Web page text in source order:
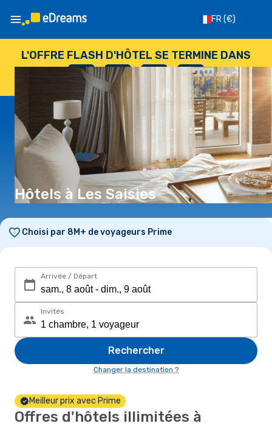
FR(€)
L'OFFRE FLASH D'HÔTEL SE TERMINE DANS
--
JOURS
: --
HEURES
: --
SECONDES
Hôtels à Les Saisies
Choisi par 8M+ de voyageurs Prime
Arrivée / Départ
Invités
Rechercher
Changer la destination ?
Meilleur prix avec Prime
Offres d'hôtels illimitées à